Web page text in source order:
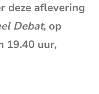
deze aflevering
Debat, op
19.40 uur,